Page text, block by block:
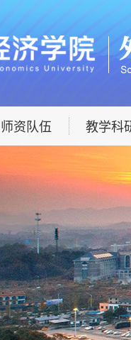
师资队伍 教学科